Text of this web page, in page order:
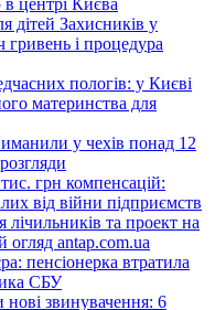
в центрі Києва
дітей Захисників у
і процедура
пологів: у Києві
материнства для
у чехів понад 12
грн компенсацій:
від війни підприємств
лічильників та проект на
огляд antap.com.ua
пенсіонерка втратила
СБУ
звинувачення: 6